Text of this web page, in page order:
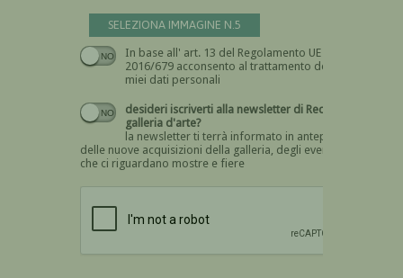
SELEZIONA IMMAGINE N.5
In base all' art. 13 del Regolamento UE n.
2016/679 acconsento al trattamento dei
miei dati personali
Devi dare il consenso
desideri iscriverti alla newsletter di Recta
galleria d'arte?
la newsletter ti terrà informato in anteprima
delle nuove acquisizioni della galleria, degli eventi
che ci riguardano mostre e fiere